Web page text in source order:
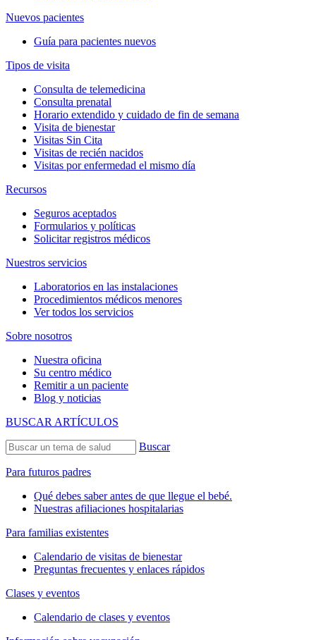
Nuevos pacientes
Guía para pacientes nuevos
Tipos de visita
Consulta de telemedicina
Consulta prenatal
Horario extendido y cuidado de fin de semana
Visita de bienestar
Visitas Sin Cita
Visitas de recién nacidos
Visitas por enfermedad el mismo día
Recursos
Seguros aceptados
Formularios y políticas
Solicitar registros médicos
Nuestros servicios
Laboratorios en las instalaciones
Procedimientos médicos menores
Ver todos los servicios
Sobre nosotros
Nuestra oficina
Su centro médico
Remitir a un paciente
Blog y noticias
BUSCAR ARTÍCULOS
Buscar
Para futuros padres
Qué debes saber antes de que llegue el bebé.
Nuestras afiliaciones hospitalarias
Para familias existentes
Calendario de visitas de bienestar
Preguntas frecuentes y enlaces rápidos
Clases y eventos
Calendario de clases y eventos